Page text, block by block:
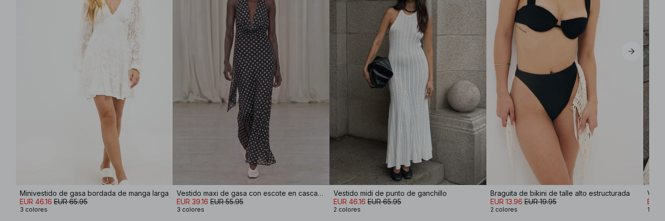
Minivestido de gasa bordada de manga larga
EUR 46.16 EUR 65.95
3 colores
Vestido maxi de gasa con escote en cascada y pañuelo
EUR 39.16 EUR 55.95
3 colores
Vestido midi de punto de ganchillo
EUR 46.16 EUR 65.95
2 colores
Braguita de bikini de talle alto estructurada
EUR 13.96 EUR 19.95
2 colores
EUR
1